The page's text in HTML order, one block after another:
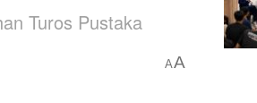
Turos Pustaka
AA